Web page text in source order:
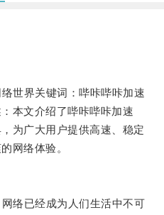
界关键词：哔咔哔咔加速
本文介绍了哔咔哔咔加速
为广大用户提供高速、稳定
网络体验。
已经成为人们生活中不可